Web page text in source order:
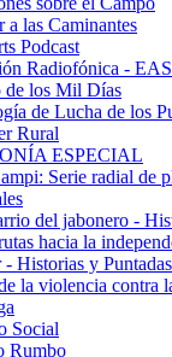
a las Caminantes
Podcast
Radiofónica - EAS
los Mil Días
de Lucha de los
Rural
ESPECIAL
Serie radial de
del jabonero -
hacia la
- Historias y
la violencia contra
Social
Rumbo